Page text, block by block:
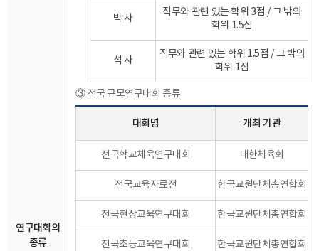
연구대회의
종류
박 사
직무와 관련 있는 학위 3점 / 그 밖의
학위 1.5점
석 사
직무와 관련 있는 학위 1.5점 / 그 밖의
학위 1점
③ 전국 규모연구대회 종류
대회명 개최 기관
전국학교체육연구대회 대한체육회
전국교육자료전 한국교원단체총연합회
전국현장교육연구대회 한국교원단체총연합회
전국초등교육연구대회 한국교원단체총연합회